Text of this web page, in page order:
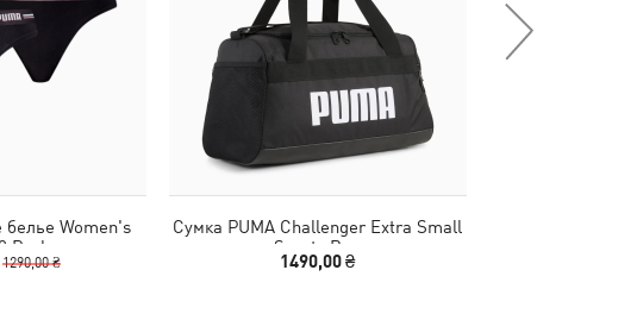
Women's
Pack
1290,00 ₴
Сумка PUMA Challenger Extra Small
Sports Bag
1490,00 ₴